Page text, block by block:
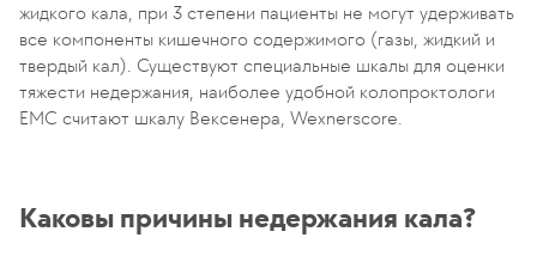
жидкого кала, при 3 степени пациенты не могут удерживать
все компоненты кишечного содержимого (газы, жидкий и
твердый кал). Существуют специальные шкалы для оценки
тяжести недержания, наиболее удобной колопроктологи
ЕМС считают шкалу Вексенера, Wexnerscore.
Каковы причины недержания кала?